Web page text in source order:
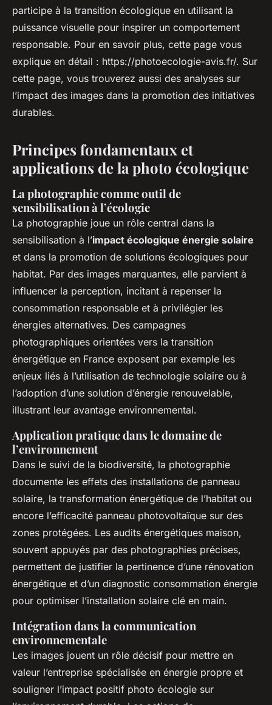
participe à la transition écologique en utilisant la
puissance visuelle pour inspirer un comportement
responsable. Pour en savoir plus, cette page vous
explique en détail : https://photoecologie-avis.fr/. Sur
cette page, vous trouverez aussi des analyses sur
l’impact des images dans la promotion des initiatives
durables.
Principes fondamentaux et
applications de la photo écologique
La photographie comme outil de
sensibilisation à l’écologie
La photographie joue un rôle central dans la
sensibilisation à l’impact écologique énergie solaire
et dans la promotion de solutions écologiques pour
habitat. Par des images marquantes, elle parvient à
influencer la perception, incitant à repenser la
consommation responsable et à privilégier les
énergies alternatives. Des campagnes
photographiques orientées vers la transition
énergétique en France exposent par exemple les
enjeux liés à l’utilisation de technologie solaire ou à
l’adoption d’une solution d’énergie renouvelable,
illustrant leur avantage environnemental.
Application pratique dans le domaine de
l’environnement
Dans le suivi de la biodiversité, la photographie
documente les effets des installations de panneau
solaire, la transformation énergétique de l’habitat ou
encore l’efficacité panneau photovoltaïque sur des
zones protégées. Les audits énergétiques maison,
souvent appuyés par des photographies précises,
permettent de justifier la pertinence d’une rénovation
énergétique et d’un diagnostic consommation énergie
pour optimiser l’installation solaire clé en main.
Intégration dans la communication
environnementale
Les images jouent un rôle décisif pour mettre en
valeur l’entreprise spécialisée en énergie propre et
souligner l’impact positif photo écologie sur